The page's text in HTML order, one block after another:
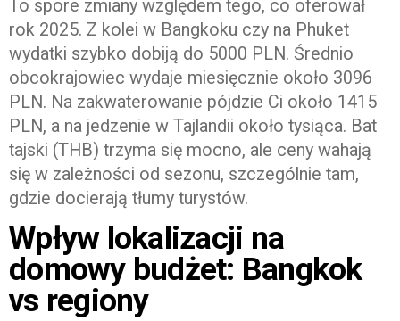
To spore zmiany względem tego, co oferował
rok 2025. Z kolei w Bangkoku czy na Phuket
wydatki szybko dobiją do 5000 PLN. Średnio
obcokrajowiec wydaje miesięcznie około 3096
PLN. Na zakwaterowanie pójdzie Ci około 1415
PLN, a na jedzenie w Tajlandii około tysiąca. Bat
tajski (THB) trzyma się mocno, ale ceny wahają
się w zależności od sezonu, szczególnie tam,
gdzie docierają tłumy turystów.
Wpływ lokalizacji na
domowy budżet: Bangkok
vs regiony